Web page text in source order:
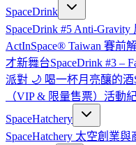
SpaceDrink
SpaceDrink #5 Anti-
ActInSpace® Taiwan 賽前
才新舞台SpaceDrink #3 –
派對 🌙 喝一杯月亮釀的酒
（VIP & 限量售票） 活動
SpaceHatchery
SpaceHatchery 太空創業